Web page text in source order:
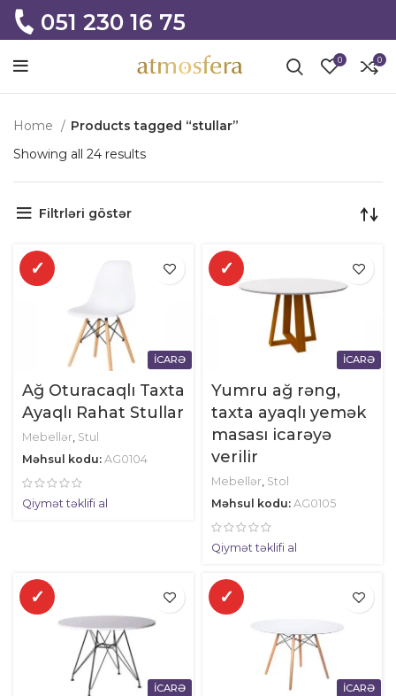
051 230 16 75
0 0
Home
Products tagged “stullar”
Showing all 24 results
Filtrləri göstər
İCARƏ
✓
Ağ Oturacaqlı Taxta
Ayaqlı Rahat Stullar
Mebellər Stul
Məhsul kodu: AG0104
Qiymət təklifi al
İCARƏ
✓
Yumru ağ rəng,
taxta ayaqlı yemək
masası icarəyə
verilir
Mebellər Stol
Məhsul kodu: AG0105
Qiymət təklifi al
İCARƏ
✓
İCARƏ
✓